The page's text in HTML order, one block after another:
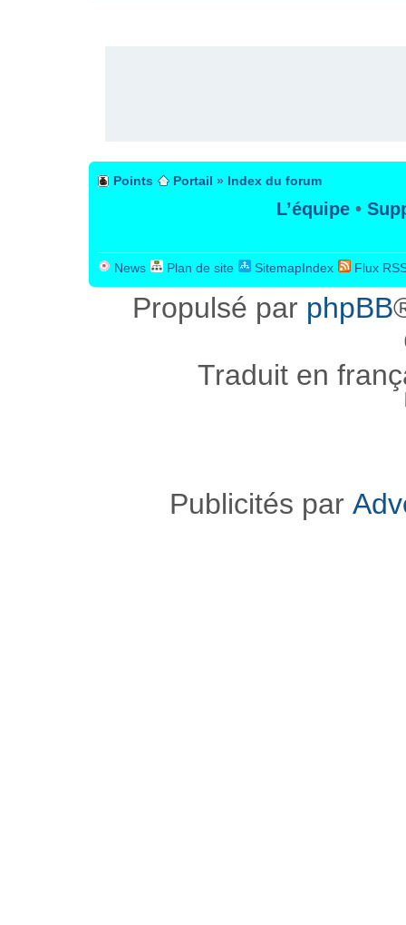
Points Portail » Index du forum
L’équipe •
News Plan de site SitemapIndex Flux
Propulsé par phpBB
Traduit en
Publicités par